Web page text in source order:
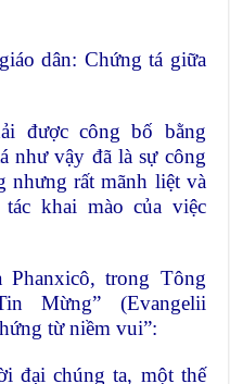
dân: Chứng tá giữa
được công bố bằng
như vậy đã là sự công
nhưng rất mãnh liệt và
khai mào của việc
trong Tông
Mừng” (Evangelii
từ niềm vui”:
đại chúng ta, một thế